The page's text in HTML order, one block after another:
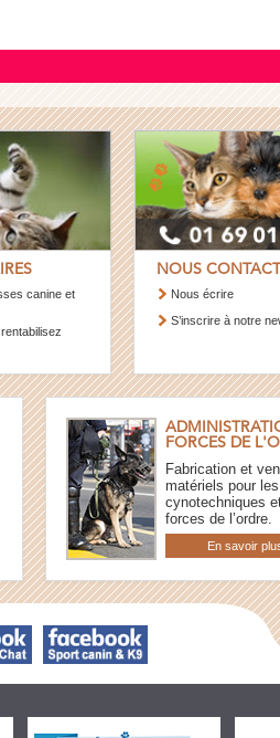
canine et
NOUS
Nous écrire
S’inscrire à notre
FORCES DE
Fabrication et
matériels pour
cynotechniques
forces de l’ordre.
En savoir